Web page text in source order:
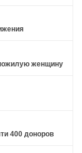
женщину
400 доноров